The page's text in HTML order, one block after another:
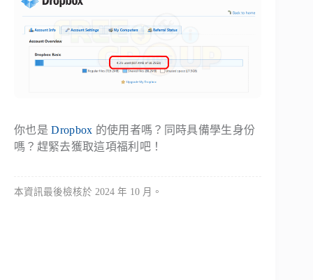
你也是Dropbox 的使用者嗎？同時具備學生身份
嗎？趕緊去獲取這項福利吧！
本資訊最後檢核於 2024 年 10 月。